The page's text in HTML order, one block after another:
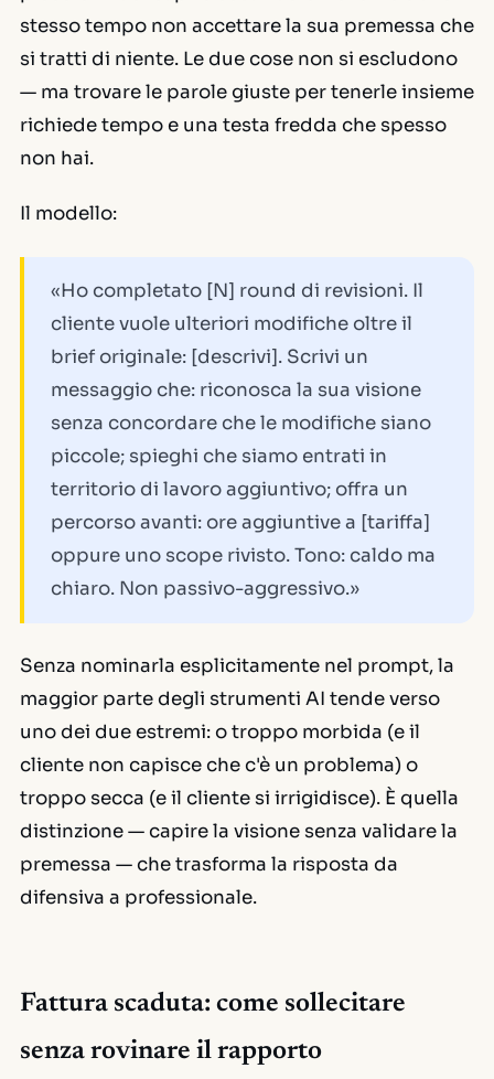
stesso tempo non accettare la sua premessa che
si tratti di niente. Le due cose non si escludono
— ma trovare le parole giuste per tenerle insieme
richiede tempo e una testa fredda che spesso
non hai.
Il modello:
«Ho completato [N] round di revisioni. Il
cliente vuole ulteriori modifiche oltre il
brief originale: [descrivi]. Scrivi un
messaggio che: riconosca la sua visione
senza concordare che le modifiche siano
piccole; spieghi che siamo entrati in
territorio di lavoro aggiuntivo; offra un
percorso avanti: ore aggiuntive a [tariffa]
oppure uno scope rivisto. Tono: caldo ma
chiaro. Non passivo-aggressivo.»
Senza nominarla esplicitamente nel prompt, la
maggior parte degli strumenti AI tende verso
uno dei due estremi: o troppo morbida (e il
cliente non capisce che c'è un problema) o
troppo secca (e il cliente si irrigidisce). È quella
distinzione — capire la visione senza validare la
premessa — che trasforma la risposta da
difensiva a professionale.
Fattura scaduta: come sollecitare
senza rovinare il rapporto